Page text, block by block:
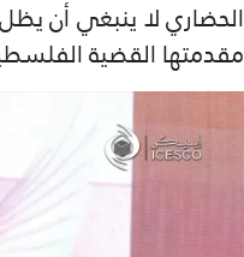
الحضاري لا ينبغي أن يظل
مقدمتها القضية